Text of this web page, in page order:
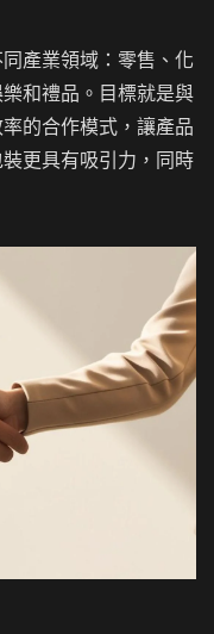
產業領域：零售、化
和禮品。目標就是與
的合作模式，讓產品
更具有吸引力，同時